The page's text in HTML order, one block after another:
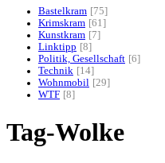
Bastelkram
75
Krimskram 61
Kunstkram
7
Linktipp
8
Politik, Gesellschaft 6
Technik
14
Wohnmobil
29
WTF 8
Tag-Wolke